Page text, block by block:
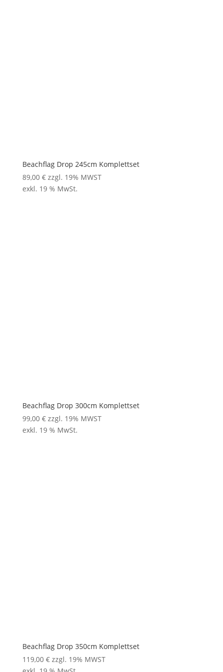
Beachflag Drop 245cm Komplettset
89,00 € zzgl. 19% MWST
exkl. 19 % MwSt.
Beachflag Drop 300cm Komplettset
99,00 € zzgl. 19% MWST
exkl. 19 % MwSt.
Beachflag Drop 350cm Komplettset
119,00 € zzgl. 19% MWST